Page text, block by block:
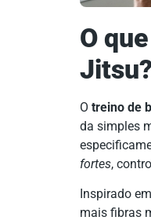
O
O treino de
da simples
fortes,
Inspirado
mais fibras